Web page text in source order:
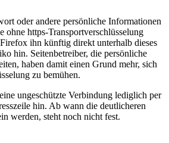
oder andere persönliche Informationen
ohne https-Transportverschlüsselung
ihn künftig direkt unterhalb dieses
hin. Seitenbetreiber, die persönliche
haben damit einen Grund mehr, sich
zu bemühen.
ungeschützte Verbindung lediglich per
hin. Ab wann die deutlicheren
werden, steht noch nicht fest.